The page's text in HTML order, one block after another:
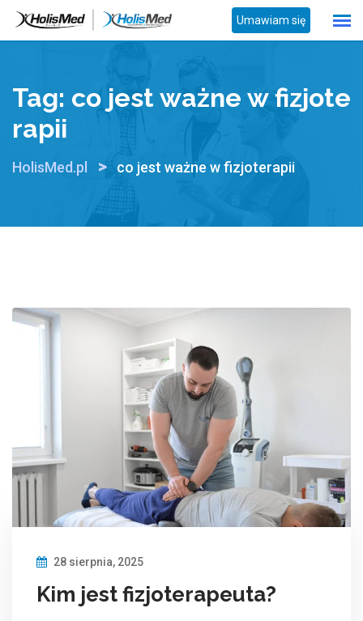
Skip
Umawiam się
Tag: co jest ważne w fizjote
rapii
HolisMed.pl > co jest ważne w fizjoterapii
28 sierpnia, 2025
Kim jest fizjoterapeuta?